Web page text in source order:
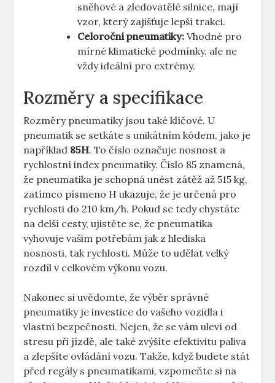
sněhové a zledovatělé silnice, mají
vzor, který zajišťuje lepší trakci.
Celoroční pneumatiky: Vhodné pro
mírné klimatické podmínky, ale ne
vždy ideální pro extrémy.
Rozměry a specifikace
Rozměry pneumatiky jsou také klíčové. U
pneumatik se setkáte s unikátním kódem, jako je
například 85H. To číslo označuje nosnost a
rychlostní index pneumatiky. Číslo 85 znamená,
že pneumatika je schopná unést zátěž až 515 kg,
zatímco písmeno H ukazuje, že je určená pro
rychlosti do 210 km/h. Pokud se tedy chystáte
na delší cesty, ujistěte se, že pneumatika
vyhovuje vašim potřebám jak z hlediska
nosnosti, tak rychlosti. Může to udělat velký
rozdíl v celkovém výkonu vozu.
Nakonec si uvědomte, že výběr správné
pneumatiky je investice do vašeho vozidla i
vlastní bezpečnosti. Nejen, že se vám uleví od
stresu při jízdě, ale také zvýšíte efektivitu paliva
a zlepšíte ovládání vozu. Takže, když budete stát
před regály s pneumatikami, vzpomeňte si na